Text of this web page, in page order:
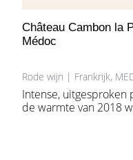
Château Cambon la
Médoc
Rode wijn | Frankrijk,
Intense, uitgesproken
de warmte van 2018